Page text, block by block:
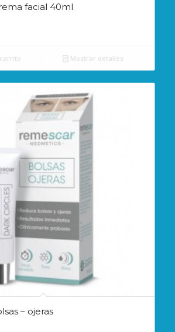
facial 40ml
Mostrar detalles
– ojeras